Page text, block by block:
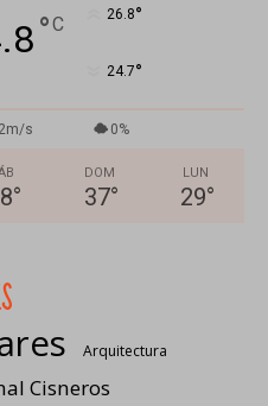
°C 26.8°
24.7°
s 0%
°
DOM
37°
LUN
29°
Arquitectura
Cisneros